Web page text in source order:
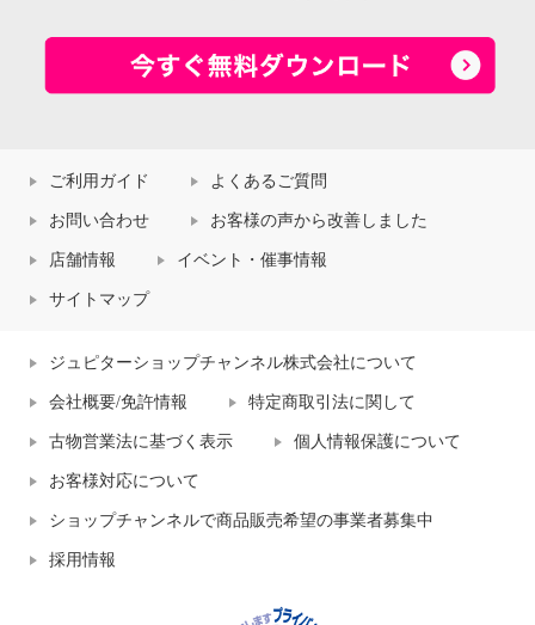
ご利用ガイド よくあるご質問
お問い合わせ お客様の声から改善しました
店舗情報 イベント・催事情報
サイトマップ
ジュピターショップチャンネル株式会社について
会社概要/免許情報 特定商取引法に関して
古物営業法に基づく表示 個人情報保護について
お客様対応について
ショップチャンネルで商品販売希望の事業者募集中
採用情報